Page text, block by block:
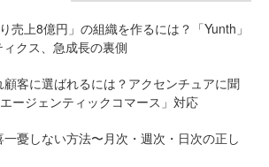
売上8億円」の組織を作るには？「Yunth」
クス、急成長の裏側
客に選ばれるには？アクセンチュアに聞
ージェンティックコマース」対応
一憂しない方法〜月次・週次・日次の正し